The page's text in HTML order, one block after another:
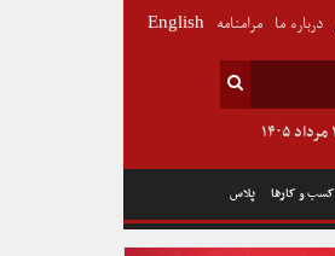
کسب و کارها پلاس
درباره ما مرامنامه English